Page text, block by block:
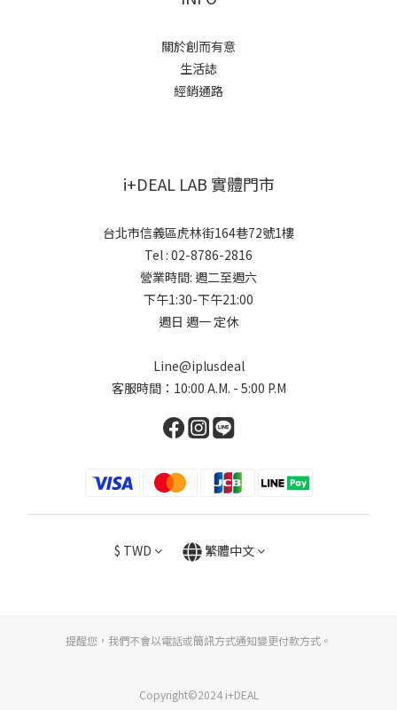
關於創而有意
生活誌
經銷通路
i+DEAL LAB 實體門市
台北市信義區虎林街164巷72號1樓
Tel : 02-8786-2816
營業時間: 週二至週六
下午1:30-下午21:00
週日 週一 定休
Line@iplusdeal
客服時間：10:00 A.M. - 5:00 P.M
$ TWD 繁體中文
提醒您，我們不會以電話或簡訊方式通知變更付款方式。
Copyright©2024 i+DEAL